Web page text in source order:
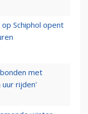
Schiphol opent
met
uur rijden'